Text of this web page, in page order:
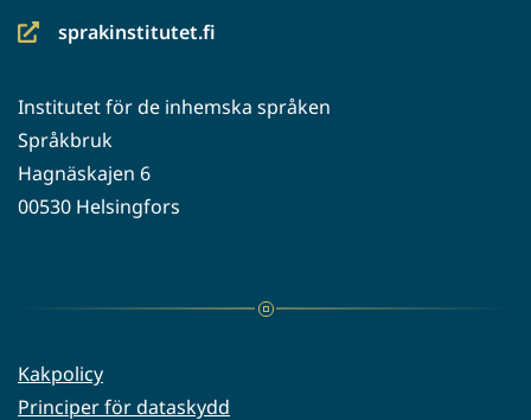
sprakinstitutet.fi
(siirryt
palveluun)
Institutet för de inhemska språken
Språkbruk
Hagnäskajen 6
00530 Helsingfors
Kakpolicy
Principer för dataskydd